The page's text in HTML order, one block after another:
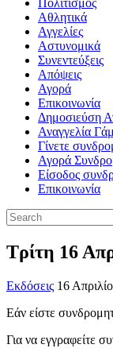
Αθλητικά
Αγγελίες
Αστυνομικά
Συνεντεύξεις
Απόψεις
Αγορά
Επικοινωνία
Δημοσιεύση
Αναγγελία
Γίνετε
Αγορά
Είσοδος
Επικοινωνία
Τρίτη 16
Εκδόσεις 16
Εάν είστε
Για να εγγραφείτε